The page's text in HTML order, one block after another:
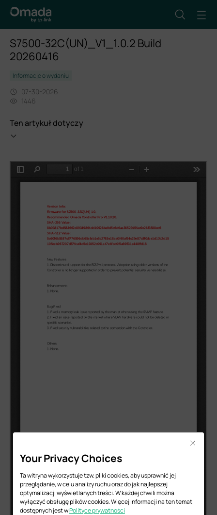
S7500-32C(UN)_V1_1.0.2 Build
20260416
Informacje o wydaniu
07-30-2026
1446
Ten artykuł dotyczy
Your Privacy Choices
Ta witryna wykorzystuje tzw. pliki cookies, aby usprawnić jej
przeglądanie, w celu analizy ruchu oraz do jak najlepszej
optymalizacji wyświetlanych treści. W każdej chwili można
wyłączyć obsługę plików cookies. Więcej informacji na ten temat
dostępnych jest wPolityce prywatności
Close